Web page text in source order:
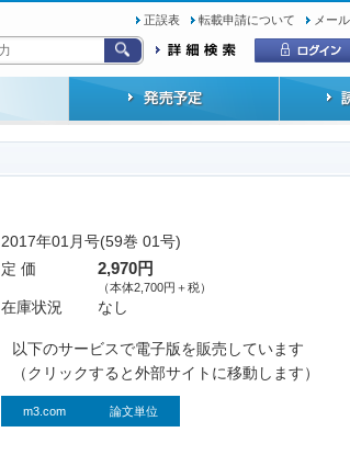
正誤表 転載申請について メー
2017年01月号(59巻 01号)
定 価
2,970円
（本体2,700円＋税）
在庫状況 なし
以下のサービスで電子版を販売しています
（クリックすると外部サイトに移動します）
m3.com 論文単位